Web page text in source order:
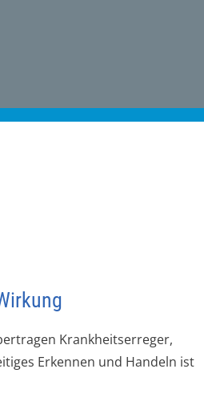
Krankheitserreger,
Erkennen und Handeln ist